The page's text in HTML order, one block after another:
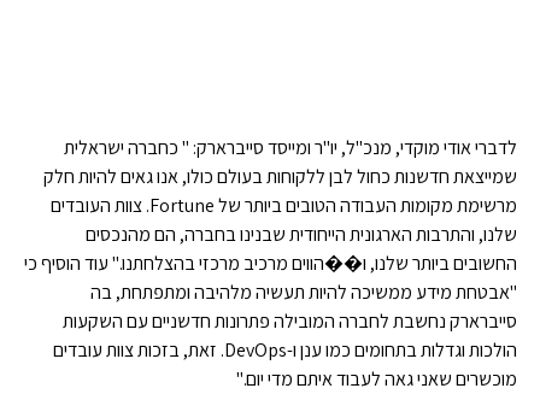
לדברי אודי מוקדי, מנכ"ל, יו"ר ומייסד סייברארק: " כחברה ישראלית
שמייצאת חדשנות כחול לבן ללקוחות בעולם כולו, אנו גאים להיות חלק
מרשימת מקומות העבודה הטובים ביותר של Fortune. צוות העובדים
שלנו, והתרבות הארגונית הייחודית שבנינו בחברה, הם מהנכסים
החשובים ביותר שלנו, ו��הווים מרכיב מרכזי בהצלחתנו." עוד הוסיף כי
"אבטחת מידע ממשיכה להיות תעשיה מלהיבה ומתפתחת, בה
סייברארק נחשבת לחברה המובילה פתרונות חדשניים עם השקעות
הולכות וגדלות בתחומים כמו ענן ו-DevOps. זאת, בזכות צוות עובדים
מוכשרים שאני גאה לעבוד איתם מדי יום."